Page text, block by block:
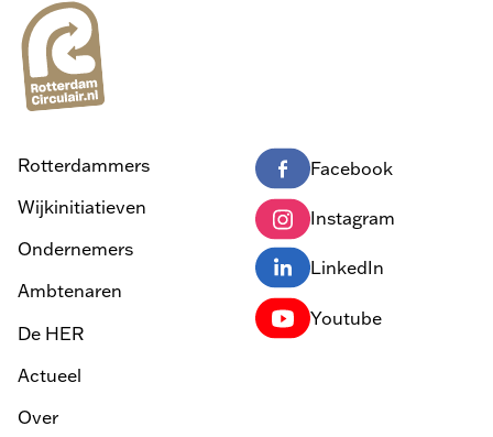
Rotterdammers
Wijkinitiatieven
Ondernemers
Ambtenaren
De HER
Actueel
Over
Facebook
Instagram
LinkedIn
Youtube